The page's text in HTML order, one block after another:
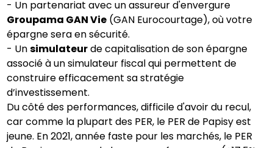
- Un partenariat avec un assureur d'envergure
Groupama GAN Vie (GAN Eurocourtage), où votre
épargne sera en sécurité.
- Unsimulateurde capitalisation de son épargne
associé à un simulateur fiscal qui permettent de
construire efficacement sa stratégie
d’investissement.
Du côté des performances, difficile d'avoir du recul,
car comme la plupart des PER, le PER de Papisy est
jeune. En 2021, année faste pour les marchés, le PER